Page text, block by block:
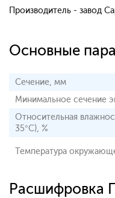
Производитель - завод
Основные
Сечение, мм
Минимальное сечение
Относительная
35°С), %
Температура
Расшифровка